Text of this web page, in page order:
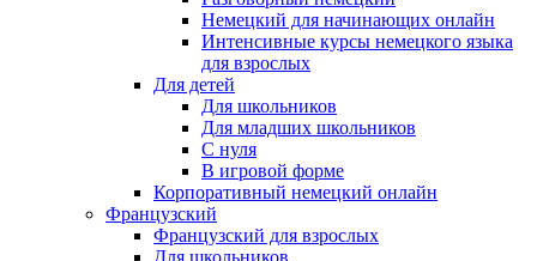
Немецкий для начинающих онлайн
Интенсивные курсы немецкого языка
для взрослых
Для детей
Для школьников
Для младших школьников
С нуля
В игровой форме
Корпоративный немецкий онлайн
Французский
Французский для взрослых
Для школьников